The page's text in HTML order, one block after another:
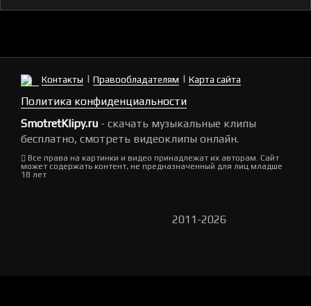
Контакты | Правообладателям | Карта сайта
Политика конфиденциальности
SmotretKlipy.ru - скачать музыкальные клипы
бесплатно, смотреть видеоклипы онлайн.
Все права на картинки и видео принадлежат их авторам. Сайт
может содержать контент, не предназначенный для лиц младше
18 лет
2011-2026